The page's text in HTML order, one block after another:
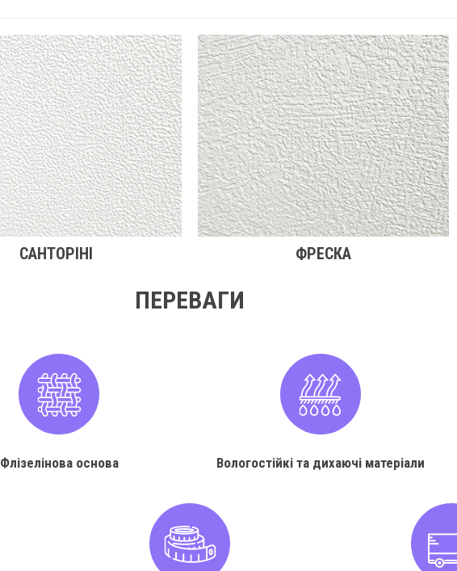
САНТОРІНІ ФРЕСКА
ПЕРЕВАГИ
Флізелінова основа Вологостійкі та дихаючі матеріали